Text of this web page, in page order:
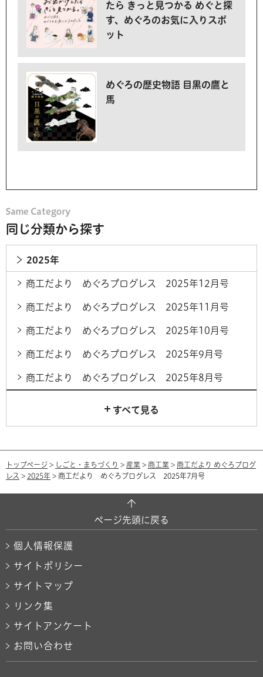
たら きっと見つかる めぐと探
す、めぐろのお気に入りスポ
ット
めぐろの歴史物語 目黒の鷹と
馬
同じ分類から探す
2025年
商工だより めぐろプログレス 2025年12月号
商工だより めぐろプログレス 2025年11月号
商工だより めぐろプログレス 2025年10月号
商工だより めぐろプログレス 2025年9月号
商工だより めぐろプログレス 2025年8月号
すべて見る
トップページ > しごと・まちづくり > 産業 > 商工業 > 商工だより めぐろプログ
レス > 2025年 > 商工だより めぐろプログレス 2025年7月号
ページ先頭に戻る
個人情報保護
サイトポリシー
サイトマップ
リンク集
サイトアンケート
お問い合わせ